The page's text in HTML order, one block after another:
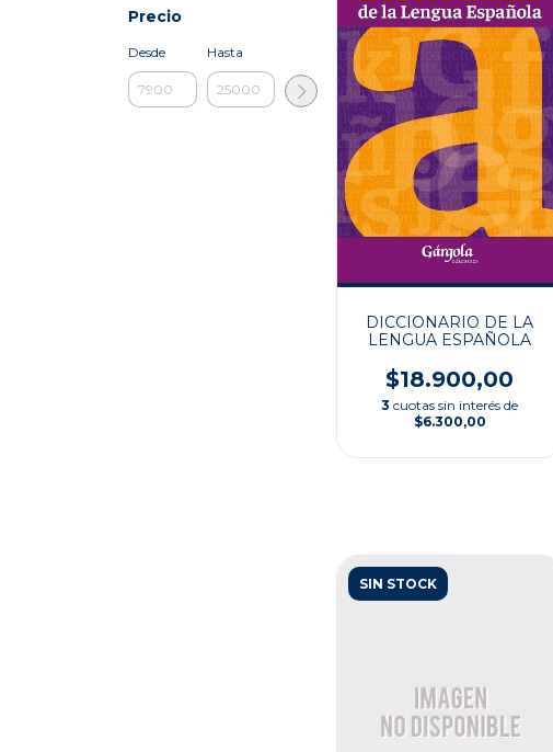
Precio
Desde Hasta
DICCIONARIO DE LA
LENGUA ESPAÑOLA
$18.900,00
3 cuotas sin interés de
$6.300,00
SIN STOCK